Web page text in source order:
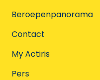
Beroepenpanorama
Contact
My Actiris
Pers